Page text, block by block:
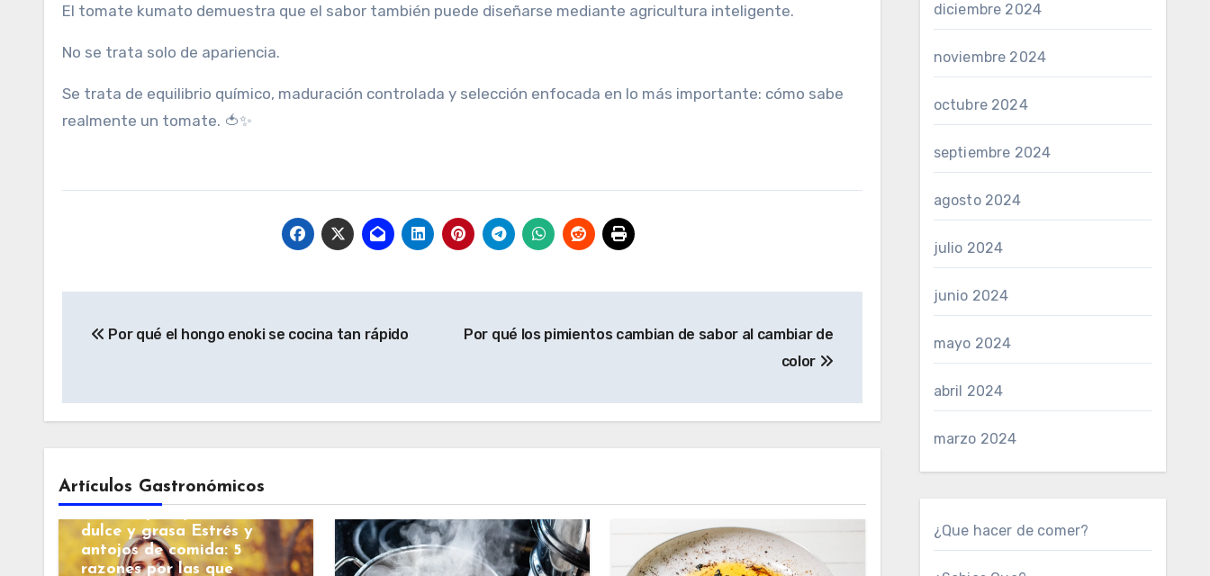
El tomate kumato demuestra que el sabor también puede diseñarse mediante agricultura inteligente.
No se trata solo de apariencia.
Se trata de equilibrio químico, maduración controlada y selección enfocada en lo más importante: cómo sabe
realmente un tomate. 🍅✨
de
Por qué el hongo enoki se cocina tan rápido
Por qué los pimientos cambian de sabor al cambiar de
color
Artículos Gastronómicos
Estrés y antojos de
dulce y grasa Estrés y
antojos de comida: 5
razones por las que
diciembre 2024
noviembre 2024
octubre 2024
septiembre 2024
agosto 2024
julio 2024
junio 2024
mayo 2024
abril 2024
marzo 2024
¿Que hacer de comer?